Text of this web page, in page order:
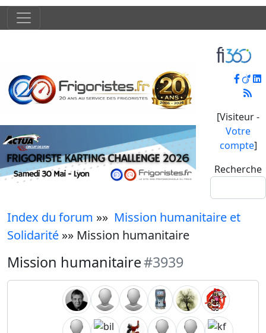
[Visiteur -
Votre
compte]
Recherche
Index du forum »» Mission humanitaire et
Solidarité »» Mission humanitaire
Mission humanitaire#3939